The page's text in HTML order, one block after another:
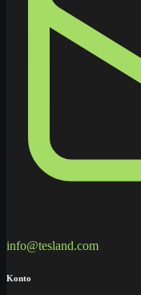
info@tesland.com
Konto